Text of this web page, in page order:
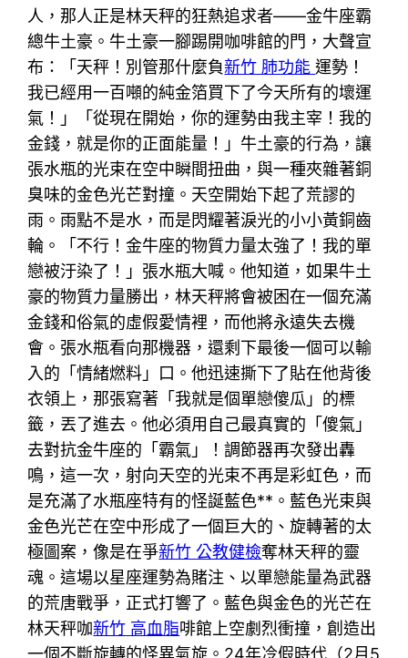
人，那人正是林天秤的狂熱追求者——金牛座霸
總牛土豪。牛土豪一腳踢開咖啡館的門，大聲宣
布：「天秤！別管那什麼負新竹 肺功能運勢！
我已經用一百噸的純金箔買下了今天所有的壞運
氣！」「從現在開始，你的運勢由我主宰！我的
金錢，就是你的正面能量！」牛土豪的行為，讓
張水瓶的光束在空中瞬間扭曲，與一種夾雜著銅
臭味的金色光芒對撞。天空開始下起了荒謬的
雨。雨點不是水，而是閃耀著淚光的小小黃銅齒
輪。「不行！金牛座的物質力量太強了！我的單
戀被汙染了！」張水瓶大喊。他知道，如果牛土
豪的物質力量勝出，林天秤將會被困在一個充滿
金錢和俗氣的虛假愛情裡，而他將永遠失去機
會。張水瓶看向那機器，還剩下最後一個可以輸
入的「情緒燃料」口。他迅速撕下了貼在他背後
衣領上，那張寫著「我就是個單戀傻瓜」的標
籤，丟了進去。他必須用自己最真實的「傻氣」
去對抗金牛座的「霸氣」！調節器再次發出轟
鳴，這一次，射向天空的光束不再是彩虹色，而
是充滿了水瓶座特有的怪誕藍色**。藍色光束與
金色光芒在空中形成了一個巨大的、旋轉著的太
極圖案，像是在爭新竹 公教健檢奪林天秤的靈
魂。這場以星座運勢為賭注、以單戀能量為武器
的荒唐戰爭，正式打響了。藍色與金色的光芒在
林天秤咖新竹 高血脂啡館上空劇烈衝撞，創造出
一個不斷旋轉的怪異氣旋。24年冷假時代（2月5